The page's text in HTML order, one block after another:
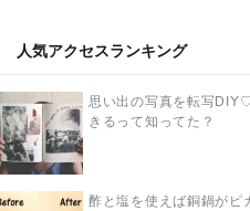
人気アクセスランキング
思い出の写真を転写
きるって知ってた？
酢と塩を使えば銅鍋がピ